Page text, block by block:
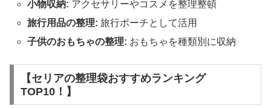
小物収納: アクセサリーやコスメを整理整頓
旅行用品の整理: 旅行ポーチとして活用
子供のおもちゃの整理: おもちゃを種類別に収納
【セリアの整理袋おすすめランキング
TOP10！】